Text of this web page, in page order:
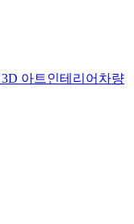
3D 아트인테리어 차량